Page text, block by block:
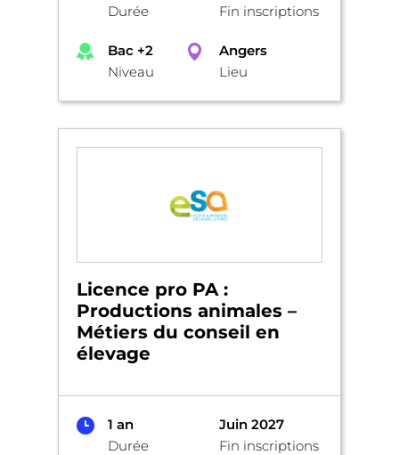
Durée
Fin inscriptions
Bac +2
Niveau
Angers
Lieu
Licence pro PA :
Productions animales –
Métiers du conseil en
élevage
1 an
Durée
Juin 2027
Fin inscriptions